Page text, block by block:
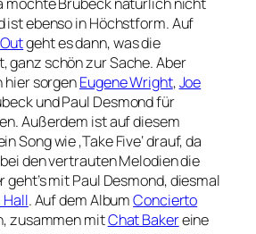
ist ebenso in Höchstform. Auf
geht es dann, was die
ganz schön zur Sache. Aber
hier sorgenEugene Wright,Joe
und Paul Desmond für
Außerdem ist auf diesem
Song wie ‚Take Five‘ drauf, da
den vertrauten Melodien die
geht’s mit Paul Desmond, diesmal
Hall. Auf dem AlbumConcierto
zusammen mitChat Bakereine